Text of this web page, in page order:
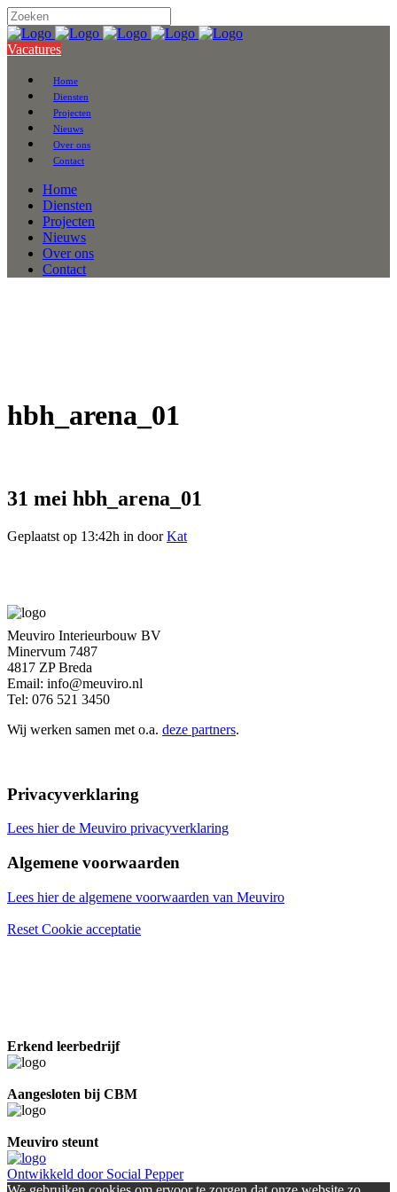
Vacatures
Home
Diensten
Projecten
Nieuws
Over ons
Contact
Home
Diensten
Projecten
Nieuws
Over ons
Contact
hbh_arena_01
31 mei hbh_arena_01
Geplaatst op 13:42h in doorKat
Meuviro Interieurbouw BV
Minervum 7487
4817 ZP Breda
Email: info@meuviro.nl
Tel: 076 521 3450
Wij werken samen met o.a. deze partners.
Privacyverklaring
Lees hier de Meuviro privacyverklaring
Algemene voorwaarden
Lees hier de algemene voorwaarden van Meuviro
Reset Cookie acceptatie
Erkend leerbedrijf
Aangesloten bij CBM
Meuviro steunt
Ontwikkeld door Social Pepper